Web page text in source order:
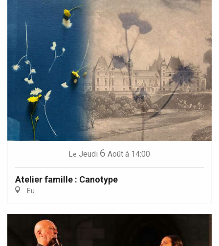
Le Jeudi 6 Août à 14:00
Atelier famille : Canotype
Eu